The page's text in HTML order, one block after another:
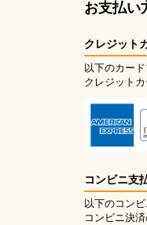
お支払い
クレジット
以下のカー
クレジット
コンビニ支
以下のコン
コンビニ決